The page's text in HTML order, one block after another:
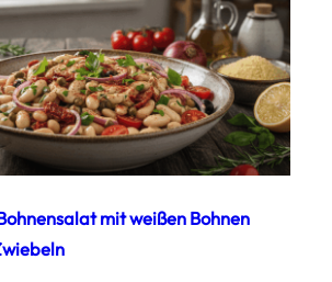
mit weißen Bohnen